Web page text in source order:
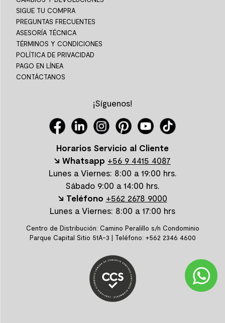
SIGUE TU COMPRA
PREGUNTAS FRECUENTES
ASESORÍA TÉCNICA
TÉRMINOS Y CONDICIONES
POLÍTICA DE PRIVACIDAD
PAGO EN LÍNEA
CONTÁCTANOS
¡Síguenos!
Horarios Servicio al Cliente
↘ Whatsapp +56 9 4415 4087
Lunes a Viernes: 8:00 a 19:00 hrs.
Sábado 9:00 a 14:00 hrs.
↘ Teléfono +562 2678 9000
Lunes a Viernes: 8:00 a 17:00 hrs
Centro de Distribución: Camino Peralillo s/n Condominio
Parque Capital Sitio 51A-3 | Teléfono: +562 2346 4600